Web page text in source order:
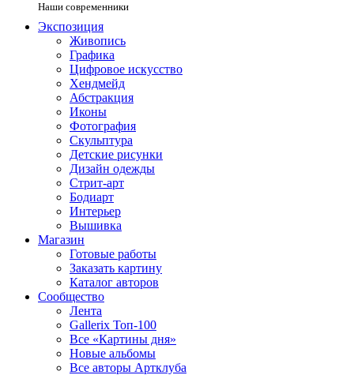
Наши современники
Экспозиция
Живопись
Графика
Цифровое искусство
Хендмейд
Абстракция
Иконы
Фотография
Скульптура
Детские рисунки
Дизайн одежды
Стрит-арт
Бодиарт
Интерьер
Вышивка
Магазин
Готовые работы
Заказать картину
Каталог авторов
Сообщество
Лента
Gallerix Топ-100
Все «Картины дня»
Новые альбомы
Все авторы Артклуба